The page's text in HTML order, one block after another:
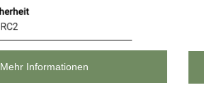
Mehr Informationen